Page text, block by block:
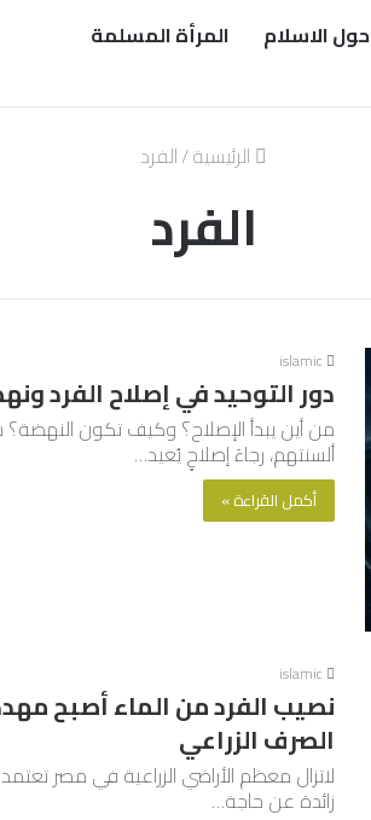
حول الاسلام المرأة المسلمة
الرئيسية/الفرد
الفرد
islamic
دور التوحيد في إصلاح الفرد
من أين يبدأ الإصلاح؟ وكيف تكون النهضة؟
ألسنتهم، رجاءَ إصلاحٍ يُعيد…
أكمل القراءة »
islamic
نصيب الفرد من الماء أصبح
الصرف الزراعي
لاتزال معظم الأراضي الزراعية في مصر
زائدة عن حاجة…